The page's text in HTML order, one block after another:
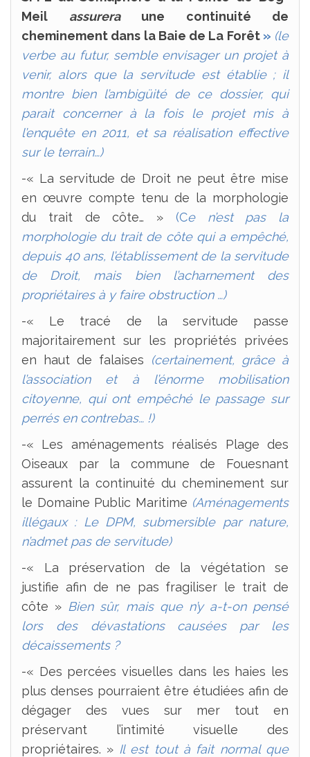
Meil assurera une continuité de
cheminement dans la Baie de La Forêt» (le
verbe au futur, semble envisager un projet à
venir, alors que la servitude est établie ; il
montre bien l’ambigüité de ce dossier, qui
parait concerner à la fois le projet mis à
l’enquête en 2011, et sa réalisation effective
sur le terrain…)
-« La servitude de Droit ne peut être mise
en œuvre compte tenu de la morphologie
du trait de côte… » (Ce n’est pas la
morphologie du trait de côte qui a empêché,
depuis 40 ans, l’établissement de la servitude
de Droit, mais bien l’acharnement des
propriétaires à y faire obstruction …)
-« Le tracé de la servitude passe
majoritairement sur les propriétés privées
en haut de falaises (certainement, grâce à
l’association et à l’énorme mobilisation
citoyenne, qui ont empêché le passage sur
perrés en contrebas… !)
-« Les aménagements réalisés Plage des
Oiseaux par la commune de Fouesnant
assurent la continuité du cheminement sur
le Domaine Public Maritime (Aménagements
illégaux : Le DPM, submersible par nature,
n’admet pas de servitude)
-« La préservation de la végétation se
justifie afin de ne pas fragiliser le trait de
côte » Bien sûr, mais que n’y a-t-on pensé
lors des dévastations causées par les
décaissements ?
-« Des percées visuelles dans les haies les
plus denses pourraient être étudiées afin de
dégager des vues sur mer tout en
préservant l’intimité visuelle des
propriétaires. » Il est tout à fait normal que